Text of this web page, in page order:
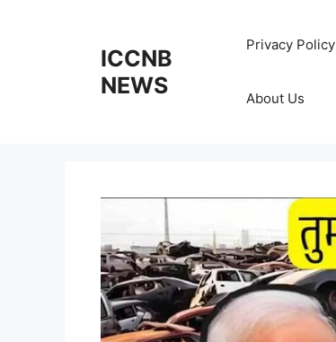
ICCNB
NEWS
Privacy Policy
About Us